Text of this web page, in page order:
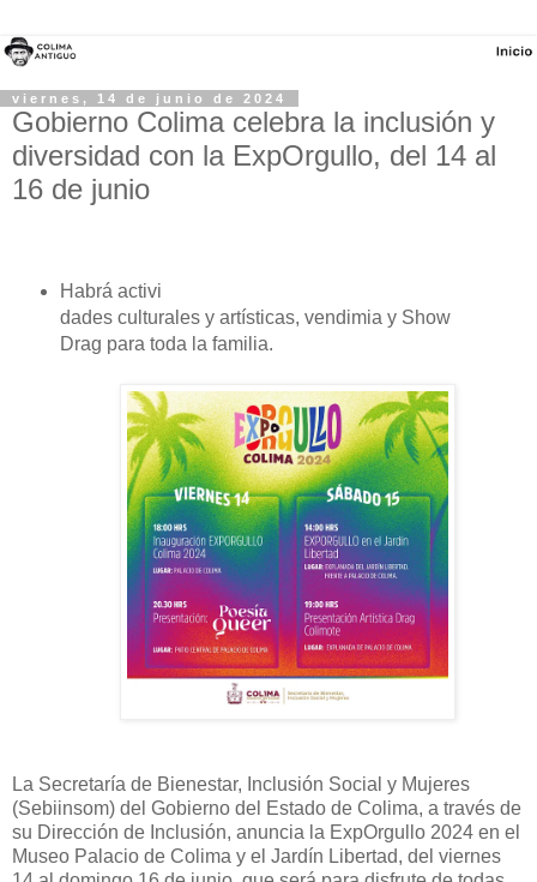
viernes, 14 de junio de 2024
Gobierno Colima celebra la inclusión y
diversidad con la ExpOrgullo, del 14 al
16 de junio
Habrá activi
dades culturales y artísticas, vendimia y Show
Drag para toda la familia.
La Secretaría de Bienestar, Inclusión Social y Mujeres
(Sebiinsom) del Gobierno del Estado de Colima, a través de
su Dirección de Inclusión, anuncia la ExpOrgullo 2024 en el
Museo Palacio de Colima y el Jardín Libertad, del viernes